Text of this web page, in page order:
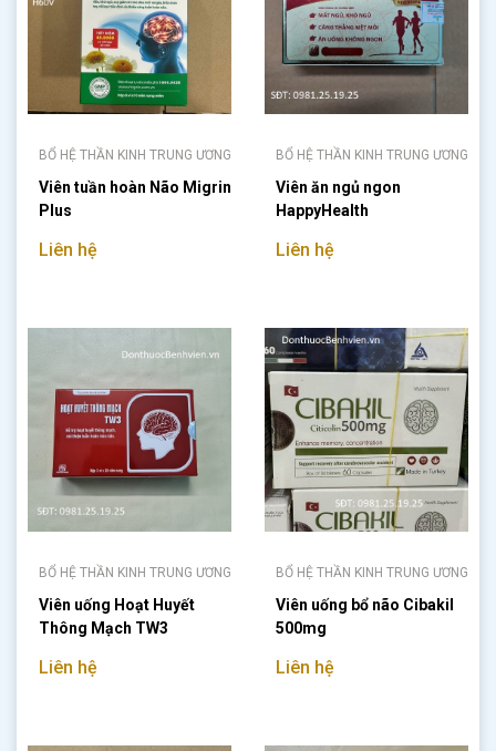
BỔ HỆ THẦN KINH TRUNG ƯƠNG
Viên tuần hoàn Não Migrin
Plus
Liên hệ
BỔ HỆ THẦN KINH TRUNG ƯƠNG
Viên ăn ngủ ngon
HappyHealth
Liên hệ
BỔ HỆ THẦN KINH TRUNG ƯƠNG
Viên uống Hoạt Huyết
Thông Mạch TW3
Liên hệ
BỔ HỆ THẦN KINH TRUNG ƯƠNG
Viên uống bổ não Cibakil
500mg
Liên hệ